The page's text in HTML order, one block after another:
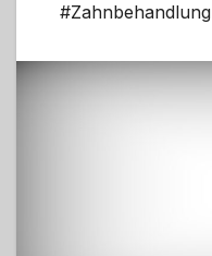
#Zahnbehandlung